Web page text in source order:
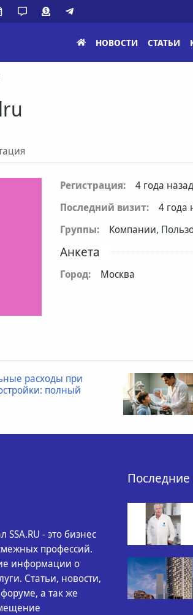
НОВОСТИ СТАТЬИ
Регистрация:
4 года назад
Последний визит:
4 года
Группы:
Компании,
Анкета
Город: Москва
расходы при
полный
- это бизнес
профессий.
информации о
Статьи, новости,
а так же
Последние